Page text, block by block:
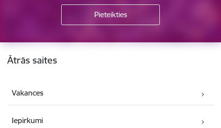
Kājene
Ātrās saites
Vakances
Iepirkumi